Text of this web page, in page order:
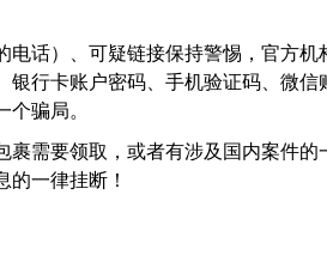
话）、可疑链接保持警惕，官方
行卡账户密码、手机验证码、微信
骗局。
裹需要领取，或者有涉及国内案件
一律挂断！